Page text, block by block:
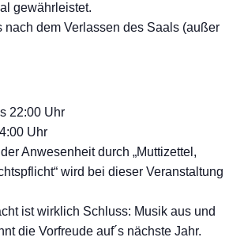
gewährleistet.
nach dem Verlassen des Saals (außer
22:00 Uhr
Uhr
Anwesenheit durch „Muttizettel,
wird bei dieser Veranstaltung
ist wirklich Schluss: Musik aus und
die Vorfreude auf´s nächste Jahr.